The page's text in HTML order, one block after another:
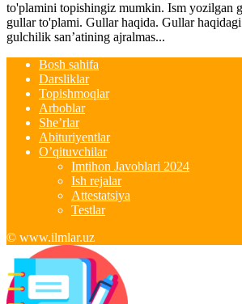
to'plamini topishingiz mumkin. Ism yozilgan
gullar to'plami. Gullar haqida. Gullar
gulchilik san’atining ajralmas...
Bosh sahifa
Darsliklar
Topishmoqlar
Arboblar
She’rlar
Abituriyentlar
O’qituvchilar
Imtihon Javoblari 2024
Ish rejalar
Attestatsiya
Testlar
© www.ilmlar.uz